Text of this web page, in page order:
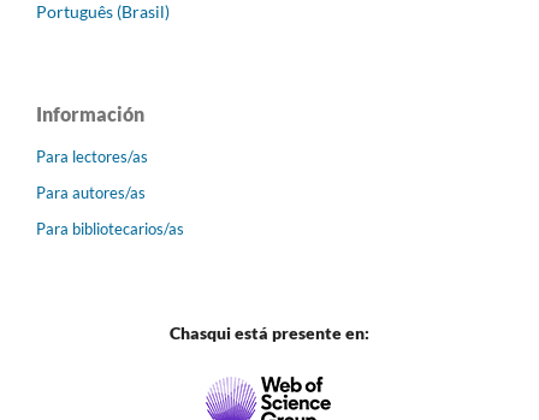
Português (Brasil)
Información
Para lectores/as
Para autores/as
Para bibliotecarios/as
Chasqui está presente en: